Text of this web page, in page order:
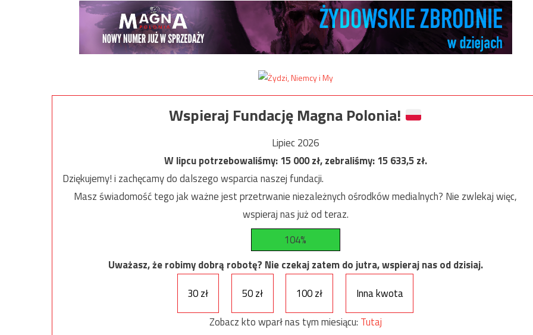
Wspieraj Fundację Magna Polonia!
Lipiec 2026
W lipcu potrzebowaliśmy:15 000zł, zebraliśmy:15 633,5zł.
Dziękujemy! i zachęcamy do dalszego wsparcia naszej fundacji.
Masz świadomość tego jak ważne jest przetrwanie niezależnych ośrodków medialnych? Nie zwlekaj więc,
wspieraj nas już od teraz.
104%
Uważasz, że robimy dobrą robotę? Nie czekaj zatem do jutra, wspieraj nas od dzisiaj.
30 zł
50 zł 100 zł
Inna kwota
Zobacz kto wparł nas tym miesiącu: Tutaj